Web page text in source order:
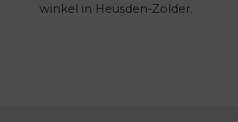
winkel in Heusden-Zolder.